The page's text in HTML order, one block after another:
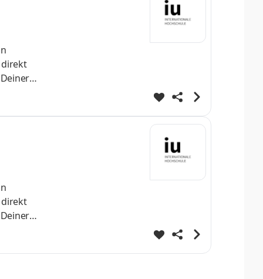
direkt
Dein
direkt
Dein